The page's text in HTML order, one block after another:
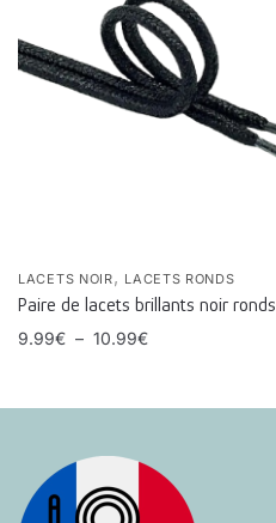
LACETS NOIR, LACETS RONDS
Paire de lacets brillants noir ronds
9.99€ – 10.99€